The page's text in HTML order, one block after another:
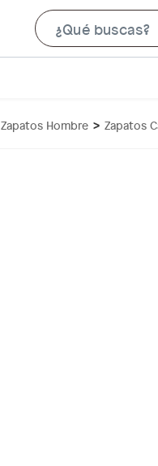
Zapatos Hombre Zapatos